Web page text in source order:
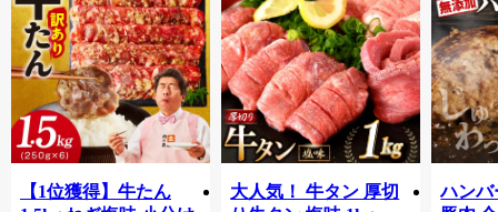
【1位獲得】牛たん
大人気！ 牛タン 厚切
ハンバ